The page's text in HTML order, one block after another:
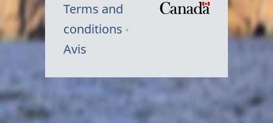
Terms and
conditions
Avis
Symbole
Canada